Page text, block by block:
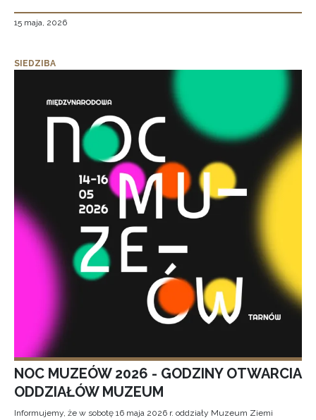
15 maja, 2026
SIEDZIBA
NOC MUZEÓW 2026 - GODZINY OTWARCIA
ODDZIAŁÓW MUZEUM
Informujemy, że w sobotę 16 maja 2026 r. oddziały Muzeum Ziemi